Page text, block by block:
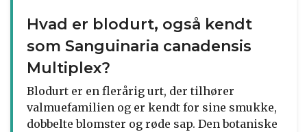
Hvad er blodurt, også kendt
som Sanguinaria canadensis
Multiplex?
Blodurt er en flerårig urt, der tilhører
valmuefamilien og er kendt for sine smukke,
dobbelte blomster og røde sap. Den botaniske